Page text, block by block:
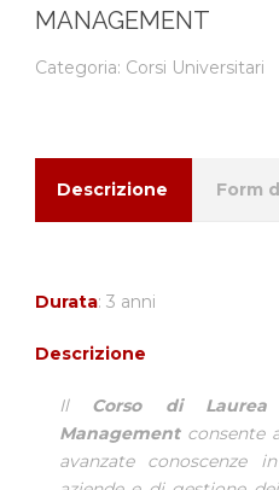
MANAGEMENT
Categoria: Corsi Universitari
Descrizione Form
Durata: 3 anni
Descrizione
Il Corso di
Managementconsente
avanzate conoscenze